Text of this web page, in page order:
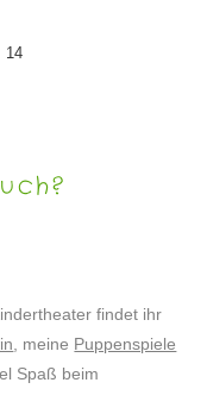
14
findet ihr
, meine Puppenspiele
Spaß beim